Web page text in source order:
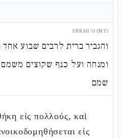
EBRAICO (MT)
והגביר ברית לרבים שבוע
ומנחה ועל כנף שקוצים
שמם
εἰς πολλούς, καὶ
εἰς